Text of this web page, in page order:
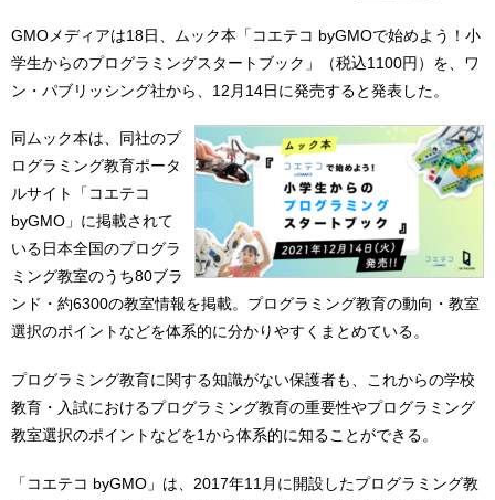
GMOメディアは18日、ムック本「コエテコ byGMOで始めよう！小
学生からのプログラミングスタートブック」（税込1100円）を、ワ
ン・パブリッシング社から、12月14日に発売すると発表した。
同ムック本は、同社のプ
ログラミング教育ポータ
ルサイト「コエテコ
byGMO」に掲載されて
いる日本全国のプログラ
ミング教室のうち80ブラ
ンド・約6300の教室情報を掲載。プログラミング教育の動向・教室
選択のポイントなどを体系的に分かりやすくまとめている。
プログラミング教育に関する知識がない保護者も、これからの学校
教育・入試におけるプログラミング教育の重要性やプログラミング
教室選択のポイントなどを1から体系的に知ることができる。
「コエテコ byGMO」は、2017年11月に開設したプログラミング教